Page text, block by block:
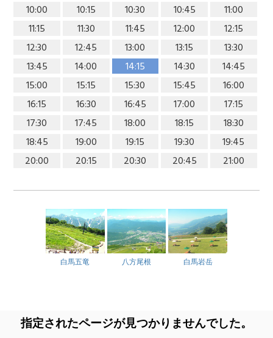
10:00
10:15 10:30 10:45
11:00
11:15
11:30 11:45 12:00
12:15
12:30
12:45 13:00 13:15
13:30
13:45
14:00 14:15 14:30
14:45
15:00
15:15 15:30 15:45
16:00
16:15
16:30 16:45 17:00
17:15
17:30
17:45 18:00 18:15
18:30
18:45
19:00 19:15 19:30
19:45
20:00
20:15 20:30 20:45 21:00
白馬五竜 八方尾根 白馬岩岳